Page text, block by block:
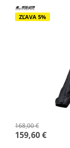
ZĽAVA 5%
168,00 €
159,60 €